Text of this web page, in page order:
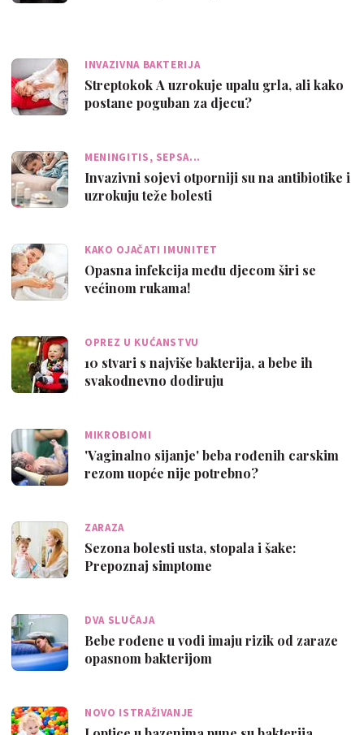
INVAZIVNA BAKTERIJA
Streptokok A uzrokuje upalu grla, ali kako
postane poguban za djecu?
MENINGITIS, SEPSA...
Invazivni sojevi otporniji su na antibiotike i
uzrokuju teže bolesti
KAKO OJAČATI IMUNITET
Opasna infekcija među djecom širi se
većinom rukama!
OPREZ U KUĆANSTVU
10 stvari s najviše bakterija, a bebe ih
svakodnevno dodiruju
MIKROBIOMI
'Vaginalno sijanje' beba rođenih carskim
rezom uopće nije potrebno?
ZARAZA
Sezona bolesti usta, stopala i šake:
Prepoznaj simptome
DVA SLUČAJA
Bebe rođene u vodi imaju rizik od zaraze
opasnom bakterijom
NOVO ISTRAŽIVANJE